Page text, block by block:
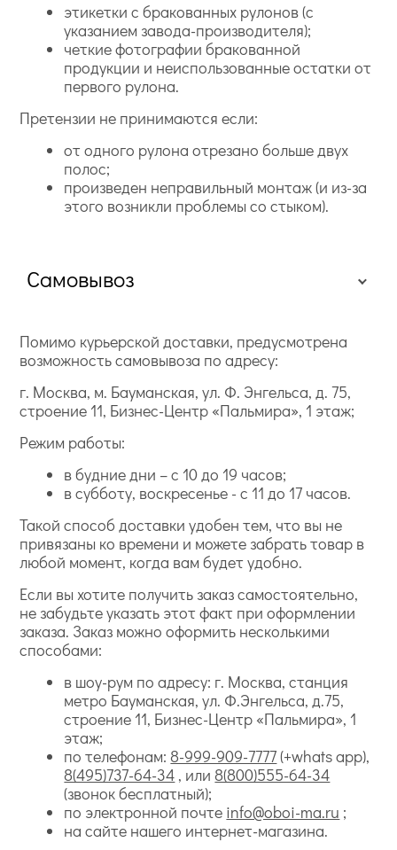
этикетки с бракованных рулонов (с
указанием завода-производителя);
четкие фотографии бракованной
продукции и неиспользованные остатки от
первого рулона.
Претензии не принимаются если:
от одного рулона отрезано больше двух
полос;
произведен неправильный монтаж (и из-за
этого возникли проблемы со стыком).
Самовывоз
Помимо курьерской доставки, предусмотрена
возможность самовывоза по адресу:
г. Москва, м. Бауманская, ул. Ф. Энгельса, д. 75,
строение 11, Бизнес-Центр «Пальмира», 1 этаж;
Режим работы:
в будние дни – с 10 до 19 часов;
в субботу, воскресенье - с 11 до 17 часов.
Такой способ доставки удобен тем, что вы не
привязаны ко времени и можете забрать товар в
любой момент, когда вам будет удобно.
Если вы хотите получить заказ самостоятельно,
не забудьте указать этот факт при оформлении
заказа. Заказ можно оформить несколькими
способами:
в шоу-рум по адресу: г. Москва, станция
метро Бауманская, ул. Ф.Энгельса, д.75,
строение 11, Бизнес-Центр «Пальмира», 1
этаж;
по телефонам: 8-999-909-7777(+whats app),
8(495)737-64-34 , или 8(800)555-64-34
(звонок бесплатный);
по электронной почте info@oboi-ma.ru ;
на сайте нашего интернет-магазина.